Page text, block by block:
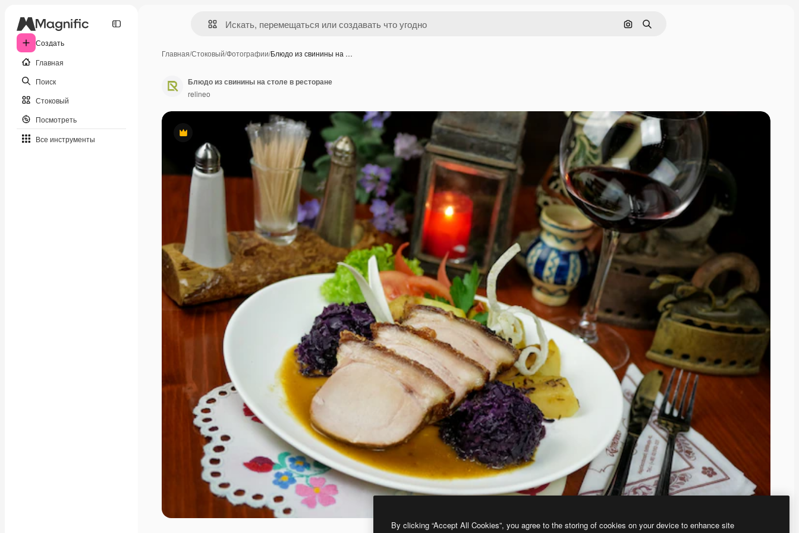
Создать
Главная
Поиск
Стоковый
Посмотреть
Все инструменты
Поиск по изображению
Поиск
Главная/Стоковый/Фотографии/Блюдо из свинины на …
Премиум
Блюдо из свинины на столе в ресторане
relineo
By clicking “Accept All Cookies”, you agree to the storing of cookies on your device to enhance site